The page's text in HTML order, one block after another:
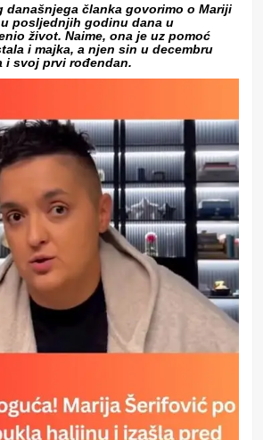
današnjega članka govorimo o Mariji
posljednjih godinu dana u
život. Naime, ona je uz pomoć
i majka, a njen sin u decembru
i svoj prvi rođendan.